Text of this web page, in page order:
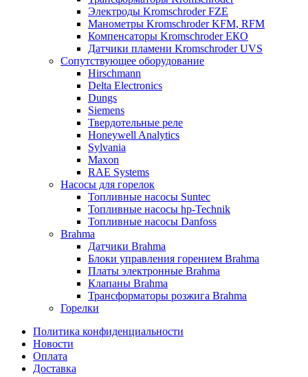
Электроды Kromschroder FZE
Манометры Kromschroder KFM, RFM
Компенсаторы Kromschroder ЕКО
Датчики пламени Kromschroder UVS
Сопутствующее оборудование
Hirschmann
Delta Electronics
Dungs
Siemens
Твердотельные реле
Honeywell Analytics
Sylvania
Maxon
RAE Systems
Насосы для горелок
Топливные насосы Suntec
Топливные насосы hp-Technik
Топливные насосы Danfoss
Brahma
Датчики Brahma
Блоки управления горением Brahma
Платы электронные Brahma
Клапаны Brahma
Трансформаторы розжига Brahma
Горелки
Политика конфиденциальности
Новости
Оплата
Доставка